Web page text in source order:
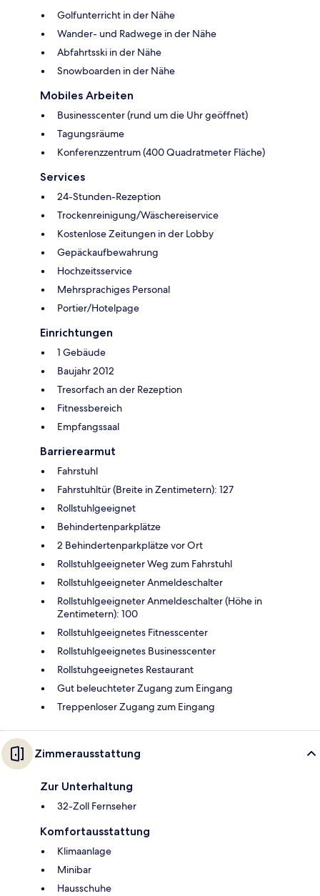
Golfunterricht in der Nähe
Wander- und Radwege in der Nähe
Abfahrtsski in der Nähe
Snowboarden in der Nähe
Mobiles Arbeiten
Businesscenter (rund um die Uhr geöffnet)
Tagungsräume
Konferenzzentrum (400 Quadratmeter Fläche)
Services
24-Stunden-Rezeption
Trockenreinigung/Wäschereiservice
Kostenlose Zeitungen in der Lobby
Gepäckaufbewahrung
Hochzeitsservice
Mehrsprachiges Personal
Portier/Hotelpage
Einrichtungen
1 Gebäude
Baujahr 2012
Tresorfach an der Rezeption
Fitnessbereich
Empfangssaal
Barrierearmut
Fahrstuhl
Fahrstuhltür (Breite in Zentimetern): 127
Rollstuhlgeeignet
Behindertenparkplätze
2 Behindertenparkplätze vor Ort
Rollstuhlgeeigneter Weg zum Fahrstuhl
Rollstuhlgeeigneter Anmeldeschalter
Rollstuhlgeeigneter Anmeldeschalter (Höhe in
Zentimetern): 100
Rollstuhlgeeignetes Fitnesscenter
Rollstuhlgeeignetes Businesscenter
Rollstuhgeeignetes Restaurant
Gut beleuchteter Zugang zum Eingang
Treppenloser Zugang zum Eingang
Zimmerausstattung
Zur Unterhaltung
32-Zoll Fernseher
Komfortausstattung
Klimaanlage
Minibar
Hausschuhe